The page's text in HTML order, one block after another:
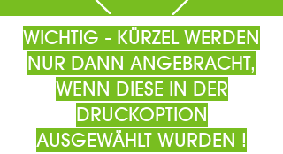
WICHTIG - KÜRZEL WERDEN
NUR DANN ANGEBRACHT,
WENN DIESE IN DER
DRUCKOPTION
AUSGEWÄHLT WURDEN !